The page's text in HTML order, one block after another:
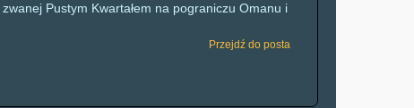
Pustym Kwartałem na pograniczu Omanu i
Przejdź do posta